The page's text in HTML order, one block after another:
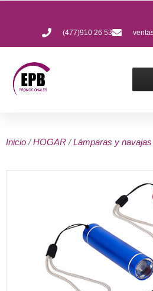
(477)910 26 53
Inicio /HOGAR /Lámparas y navajas